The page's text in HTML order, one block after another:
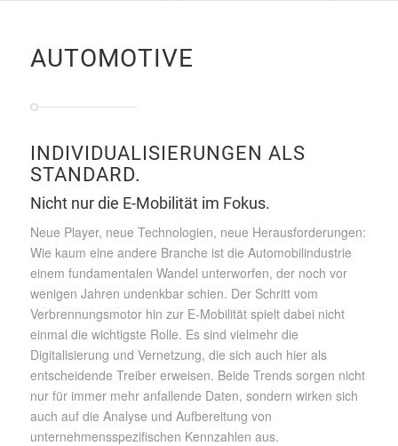
AUTOMOTIVE
INDIVIDUALISIERUNGEN ALS
STANDARD.
Nicht nur die E-Mobilität im Fokus.
Neue Player, neue Technologien, neue Herausforderungen:
Wie kaum eine andere Branche ist die Automobilindustrie
einem fundamentalen Wandel unterworfen, der noch vor
wenigen Jahren undenkbar schien. Der Schritt vom
Verbrennungsmotor hin zur E-Mobilität spielt dabei nicht
einmal die wichtigste Rolle. Es sind vielmehr die
Digitalisierung und Vernetzung, die sich auch hier als
entscheidende Treiber erweisen. Beide Trends sorgen nicht
nur für immer mehr anfallende Daten, sondern wirken sich
auch auf die Analyse und Aufbereitung von
unternehmensspezifischen Kennzahlen aus.